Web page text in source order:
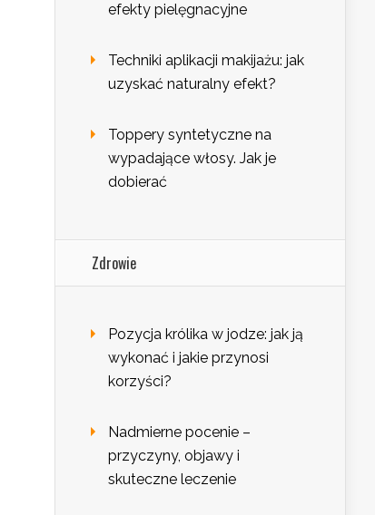
efekty pielęgnacyjne
Techniki aplikacji makijażu: jak
uzyskać naturalny efekt?
Toppery syntetyczne na
wypadające włosy. Jak je
dobierać
Zdrowie
Pozycja królika w jodze: jak ją
wykonać i jakie przynosi
korzyści?
Nadmierne pocenie –
przyczyny, objawy i
skuteczne leczenie